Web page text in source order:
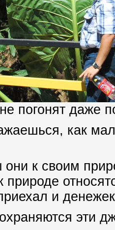
погонят даже
как
они к своим
природе
и
эти